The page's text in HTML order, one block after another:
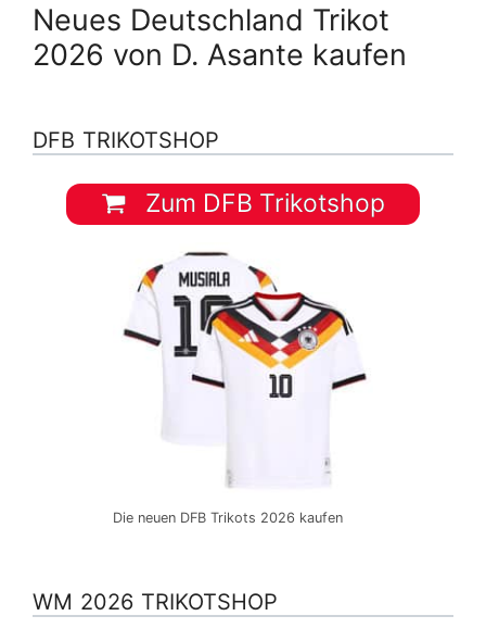
Neues Deutschland Trikot
2026 von D. Asante kaufen
DFB TRIKOTSHOP
Zum DFB Trikotshop
Die neuen DFB Trikots 2026 kaufen
WM 2026 TRIKOTSHOP